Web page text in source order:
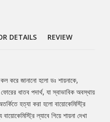
ওষুধ মেশানো দুধ খেয়ে কোনো ক্ষতি হবে
DETAILS REVIEW
করে জানানো হলো ডঃ শায়নাকে,
ধাতব পদার্থ, যা স্বাভাবিক অবস্থায়
হত্যা করা হলো বায়োকেমিস্ট্রি
ল্যাবে গিয়ে শায়না দেখা